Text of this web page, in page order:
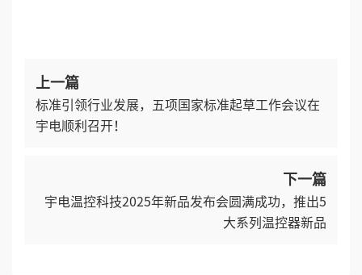
上一篇
标准引领行业发展，五项国家标准起草工作会议在
宇电顺利召开！
下一篇
宇电温控科技2025年新品发布会圆满成功，推出5
大系列温控器新品